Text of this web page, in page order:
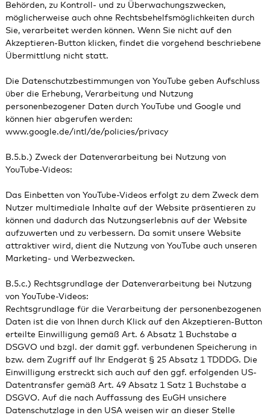
Behörden, zu Kontroll- und zu Überwachungszwecken,
möglicherweise auch ohne Rechtsbehelfsmöglichkeiten durch
Sie, verarbeitet werden können. Wenn Sie nicht auf den
Akzeptieren-Button klicken, findet die vorgehend beschriebene
Übermittlung nicht statt.
Die Datenschutzbestimmungen von YouTube geben Aufschluss
über die Erhebung, Verarbeitung und Nutzung
personenbezogener Daten durch YouTube und Google und
können hier abgerufen werden:
www.google.de/intl/de/policies/privacy
B.5.b.) Zweck der Datenverarbeitung bei Nutzung von
YouTube-Videos:
Das Einbetten von YouTube-Videos erfolgt zu dem Zweck dem
Nutzer multimediale Inhalte auf der Website präsentieren zu
können und dadurch das Nutzungserlebnis auf der Website
aufzuwerten und zu verbessern. Da somit unsere Website
attraktiver wird, dient die Nutzung von YouTube auch unseren
Marketing- und Werbezwecken.
B.5.c.) Rechtsgrundlage der Datenverarbeitung bei Nutzung
von YouTube-Videos:
Rechtsgrundlage für die Verarbeitung der personenbezogenen
Daten ist die von Ihnen durch Klick auf den Akzeptieren-Button
erteilte Einwilligung gemäß Art. 6 Absatz 1 Buchstabe a
DSGVO und bzgl. der damit ggf. verbundenen Speicherung in
bzw. dem Zugriff auf Ihr Endgerät § 25 Absatz 1 TDDDG. Die
Einwilligung erstreckt sich auch auf den ggf. erfolgenden US-
Datentransfer gemäß Art. 49 Absatz 1 Satz 1 Buchstabe a
DSGVO. Auf die nach Auffassung des EuGH unsichere
Datenschutzlage in den USA weisen wir an dieser Stelle